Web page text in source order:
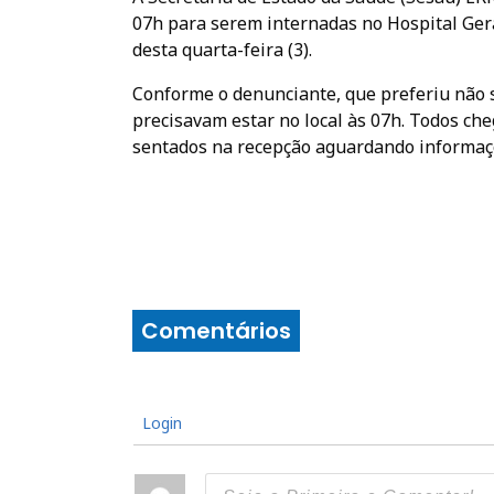
07h para serem internadas no Hospital
desta quarta-feira (3).
Conforme o denunciante, que preferiu
precisavam estar no local às 07h. Todos
sentados na recepção aguardando
Comentários
Login